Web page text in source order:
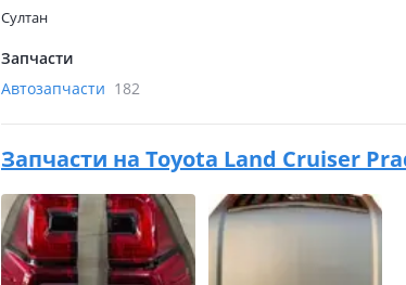
Султан
Запчасти
Автозапчасти 182
Запчасти на Toyota Land Cruiser